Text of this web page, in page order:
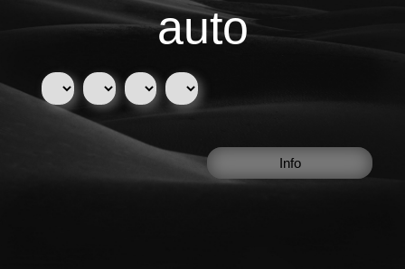
auto
Info